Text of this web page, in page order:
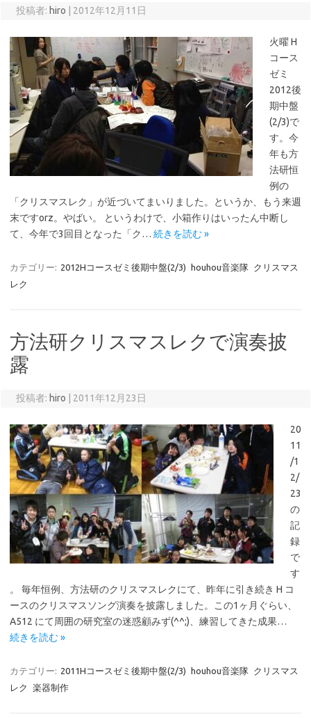
投稿者: hiro 2012年12月11日
火曜 H
コース
ゼミ
2012後
期中盤
(2/3)で
す。今
年も方
法研恒
例の
「クリスマスレク」が近づいてまいりました。というか、もう来週
末ですorz。やばい。 というわけで、小箱作りはいったん中断し
て、今年で3回目となった「ク… 続きを読む »
カテゴリー: 2012Hコースゼミ後期中盤(2/3) houhou音楽隊 クリスマス
レク
方法研クリスマスレクで演奏披
露
投稿者: hiro 2011年12月23日
20
11
/1
2/
23
の
記
録
で
す
。 毎年恒例、方法研のクリスマスレクにて、昨年に引き続き H コ
ースのクリスマスソング演奏を披露しました。この1ヶ月ぐらい、
A512 にて周囲の研究室の迷惑顧みず(^^;)、練習してきた成果…
続きを読む »
カテゴリー: 2011Hコースゼミ後期中盤(2/3) houhou音楽隊 クリスマス
レク
楽器制作